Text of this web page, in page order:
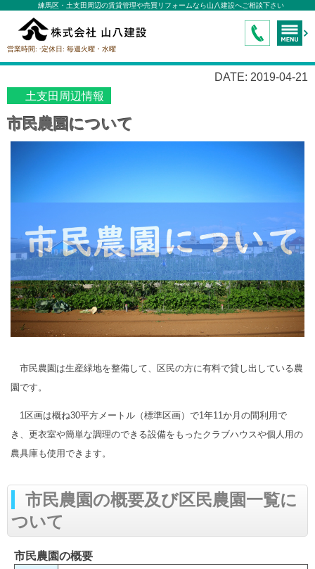
練馬区・土支田周辺の賃貸管理や売買リフォームなら山八建設へご相談下さい
営業時間: -定休日: 毎週火曜・水曜
DATE: 2019-04-21
土支田周辺情報
市民農園について
市民農園は生産緑地を整備して、区民の方に有料で貸し出している農
園です。
1区画は概ね30平方メートル（標準区画）で1年11か月の間利用で
き、更衣室や簡単な調理のできる設備をもったクラブハウスや個人用の
農具庫も使用できます。
市民農園の概要及び区民農園一覧に
ついて
市民農園の概要